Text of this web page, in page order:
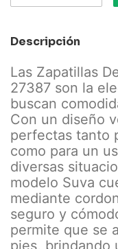
Descripción
Las Zapatillas
27387 son la
buscan
Con un diseño
perfectas tanto
como para un
diversas
modelo Suva
mediante
seguro y
permite que se